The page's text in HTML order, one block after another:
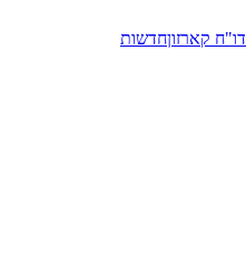
דו"ח קארזוןחדשות